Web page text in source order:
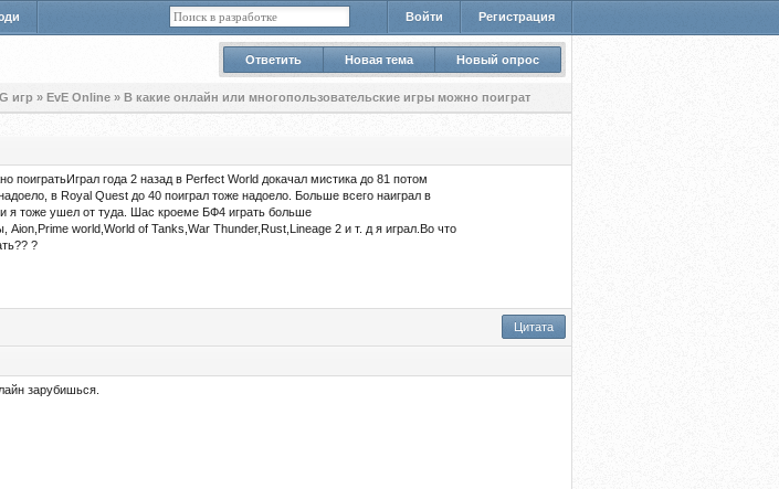
Войти Регистрация
Ответить Новая тема Новый опрос
игр » EvE Online » В какие онлайн или многопользовательские игры можно поиграт
поигратьИграл года 2 назад в Perfect World докачал мистика до 81 потом
в Royal Quest до 40 поиграл тоже надоело. Больше всего наиграл в
я тоже ушел от туда. Шас кроеме БФ4 играть больше
world,World of Tanks,War Thunder,Rust,Lineage 2 и т. д я играл.Во что
?
Цитата
зарубишься.